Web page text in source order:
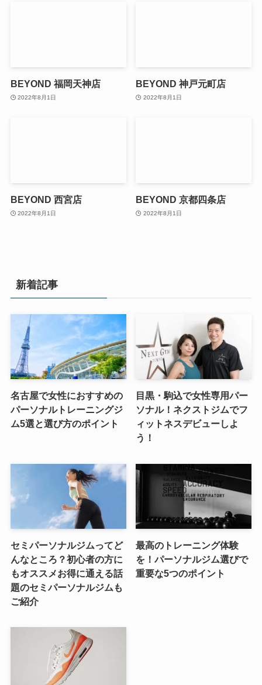
BEYOND 福岡天神店
2022年8月1日
BEYOND 神戸元町店
2022年8月1日
BEYOND 西宮店
2022年8月1日
BEYOND 京都四条店
2022年8月1日
新着記事
名古屋で女性におすすめの
パーソナルトレーニングジ
ム5選と選び方のポイント
目黒・駒込で女性専用パー
ソナル！ネクストジムでフ
ィットネスデビューしよ
う！
セミパーソナルジムってど
んなところ？初心者の方に
もオススメお得に通える話
題のセミパーソナルジムも
ご紹介
最高のトレーニング体験
を！パーソナルジム選びで
重要な5つのポイント